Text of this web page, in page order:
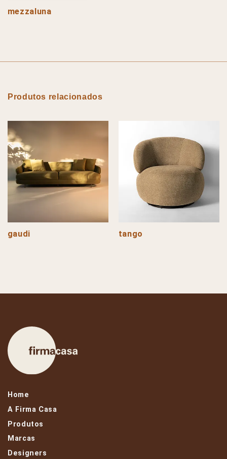
mezzaluna
Produtos relacionados
gaudi tango
Home
A Firma Casa
Produtos
Marcas
Designers